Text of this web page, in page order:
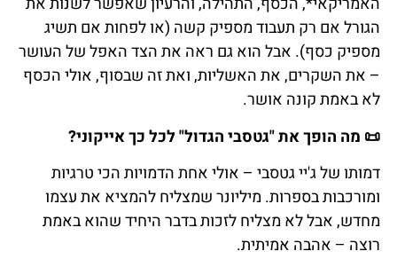
הגורל אם רק תעבוד מספיק קשה (או לפחות אם תשיג
מספיק כסף). אבל הוא גם ראה את הצד האפל של העושר
– את השקרים, את האשליות, ואת זה שבסוף, אולי הכסף
לא באמת קונה אושר.
📜 מה הופךאת"גטסביהגדול"לכלכךאייקוני?
דמותושלג'ייגטסבי – אוליאחתהדמויותהכיטרגיות
ומורכבותבספרות. מיליונרשמצליחלהמציא אתעצמו
מחדש,אבללא מצליחלזכותבדברהיחידשהואבאמת
רוצה – אהבה אמיתית.